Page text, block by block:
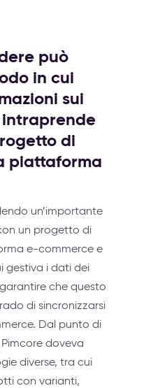
può
in cui
sui
di
piattaforma
un’importante
un progetto di
e-commerce e
gestiva i dati dei
che questo
di sincronizzarsi
Dal punto di
doveva
diverse, tra cui
con varianti,